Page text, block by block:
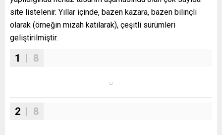
site listelenir. Yıllar içinde, bazen kazara, bazen bilinçli
olarak (örneğin mizah katılarak), çeşitli sürümleri
geliştirilmiştir.
1 | 8
2 | 8